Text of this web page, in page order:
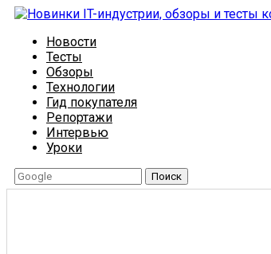
Новости
Тесты
Обзоры
Технологии
Гид покупателя
Репортажи
Интервью
Уроки
Поиск